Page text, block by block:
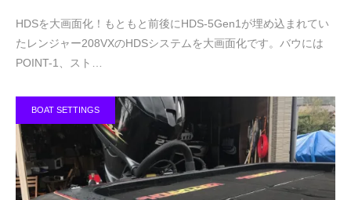
HDSを大画面化！もともと前後にHDS-5Gen1が埋め込まれてい
たレンジャー208VXのHDSシステムを大画面化です。バウには
POINT-1、スト…
BOAT SETTINGS